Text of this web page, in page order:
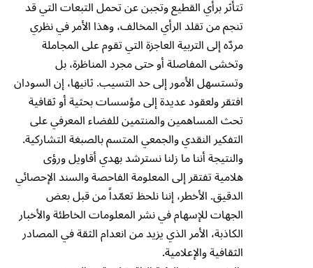
تتأثر برأي القطيع وتجبن عن تحمل التبعات التي قد
تنجم من تقلد الرأي المخالف، وهذا الأمر في نظري
مردّه إلى التربية العاجزة التي تقوم على المجاملة
وتخشى المفاصلة أو حتى مجرد المناظرة، بل
وتستسهل الأمور إلى حد التسيب. ثانيها، إن السودان
افتقر ولعقود عديدة إلى مؤسسات بحثية أو ثقافية
تحث المساهمين والمنتمين للفضاء المعرفي على
التفكير النقدي والجمعي المتسم بالصبغة التشاركية.
والنتيجة أننا ما زلنا نسترشد بهدي أقاويل ورؤى
هلامية تفتقر إلى المعلومة الفاحصة والسند الإحصائي
الدقيق. الأخطر، إننا نلحظ تعمّداً من قبل بعض
الجهات للإسهام في نشر المعلومات الخاطئة والأخبار
الكاذبة، الأمر الذي يزيد من انعدام الثقة في المصادر
الثقافية والإعلامية.